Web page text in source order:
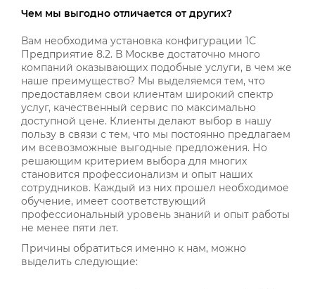
Чем мы выгодно отличается от других?
Вам необходима установка конфигурации 1С
Предприятие 8.2. В Москве достаточно много
компаний оказывающих подобные услуги, в чем же
наше преимущество? Мы выделяемся тем, что
предоставляем свои клиентам широкий спектр
услуг, качественный сервис по максимально
доступной цене. Клиенты делают выбор в нашу
пользу в связи с тем, что мы постоянно предлагаем
им всевозможные выгодные предложения. Но
решающим критерием выбора для многих
становится профессионализм и опыт наших
сотрудников. Каждый из них прошел необходимое
обучение, имеет соответствующий
профессиональный уровень знаний и опыт работы
не менее пяти лет.
Причины обратиться именно к нам, можно
выделить следующие: